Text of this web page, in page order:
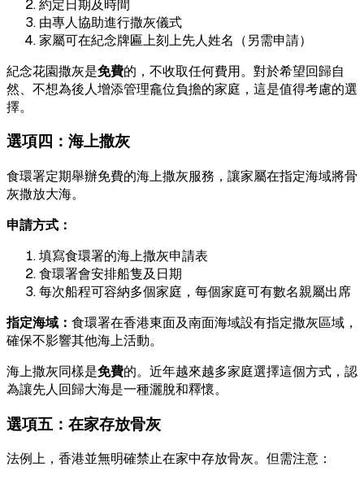
約定日期及時間
由專人協助進行撒灰儀式
家屬可在紀念牌匾上刻上先人姓名（另需申請）
紀念花園撒灰是免費的，不收取任何費用。對於希望回歸自
然、不想為後人增添管理龕位負擔的家庭，這是值得考慮的選
擇。
選項四：海上撒灰
食環署定期舉辦免費的海上撒灰服務，讓家屬在指定海域將骨
灰撒放大海。
申請方式：
填寫食環署的海上撒灰申請表
食環署會安排船隻及日期
每次船程可容納多個家庭，每個家庭可有數名親屬出席
指定海域： 食環署在香港東面及南面海域設有指定撒灰區域，
確保不影響其他海上活動。
海上撒灰同樣是免費的。近年越來越多家庭選擇這個方式，認
為讓先人回歸大海是一種灑脫和釋懷。
選項五：在家存放骨灰
法例上，香港並無明確禁止在家中存放骨灰。但需注意：